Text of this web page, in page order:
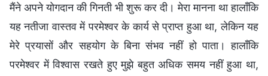
मैंने अपने योगदान की गिनती भी शुरू कर दी। मेरा मानना था हालाँकि
यह नतीजा वास्तव में परमेश्वर के कार्य से प्राप्त हुआ था, लेकिन यह
मेरे प्रयासों और सहयोग के बिना संभव नहीं हो पाता। हालाँकि
परमेश्वर में विश्वास रखते हुए मुझे बहुत अधिक समय नहीं हुआ था,